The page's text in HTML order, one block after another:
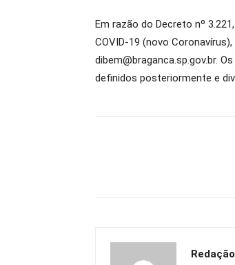
Em razão do Decreto nº
COVID-19 (novo
dibem@braganca.sp.gov.br.
definidos posteriormente e
Redação